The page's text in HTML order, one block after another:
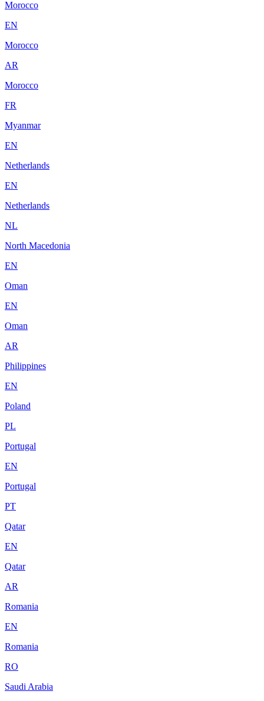
Morocco
EN
Morocco
AR
Morocco
FR
Myanmar
EN
Netherlands
EN
Netherlands
NL
North Macedonia
EN
Oman
EN
Oman
AR
Philippines
EN
Poland
PL
Portugal
EN
Portugal
PT
Qatar
EN
Qatar
AR
Romania
EN
Romania
RO
Saudi Arabia